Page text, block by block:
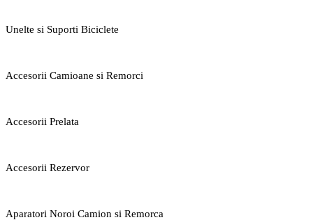
Unelte si Suporti Biciclete
Accesorii Camioane si Remorci
Accesorii Prelata
Accesorii Rezervor
Aparatori Noroi Camion si Remorca